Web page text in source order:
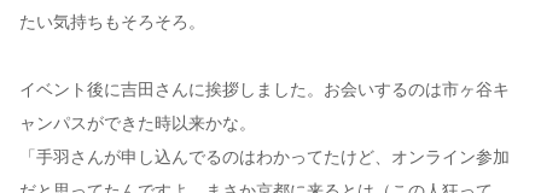
たい気持ちもそろそろ。
イベント後に吉田さんに挨拶しました。お会いするのは市ヶ谷キ
ャンパスができた時以来かな。
「手羽さんが申し込んでるのはわかってたけど、オンライン参加